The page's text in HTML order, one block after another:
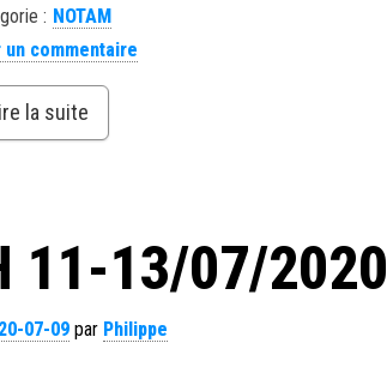
: NOTAM
un commentaire
la suite
11-13/07/2020
07-09 par Philippe